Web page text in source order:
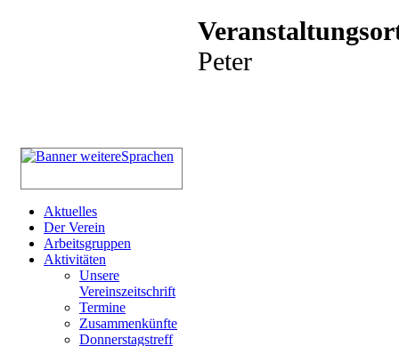
Peter
Aktuelles
Der Verein
Arbeitsgruppen
Aktivitäten
Unsere
Vereinszeitschrift
Termine
Zusammenkünfte
Donnerstagstreff